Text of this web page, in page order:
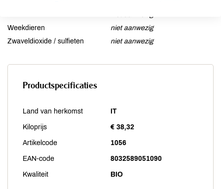
Weekdieren
niet aanwezig
Zwaveldioxide / sulfieten
niet aanwezig
Productspecificaties
Land van herkomst IT
Kiloprijs € 38,32
Artikelcode 1056
EAN-code 8032589051090
Kwaliteit BIO